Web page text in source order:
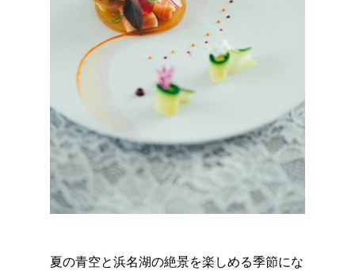
夏の青空と浜名湖の絶景を楽しめる季節にな